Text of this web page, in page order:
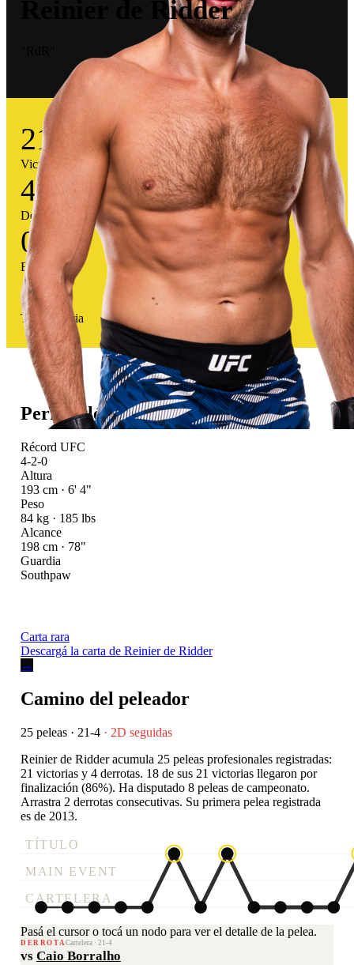
Reinier de Ridder
21
Victorias
4
Derrotas
0
Empates
84%
Tasa victoria
Perfil atlético
Récord UFC
4-2-0
Altura
193 cm · 6' 4"
Peso
84 kg · 185 lbs
Alcance
198 cm · 78"
Guardia
Southpaw
Carta rara
Descargá la carta de Reinier de Ridder
→
Camino del peleador
25 peleas · 21-4· 2D seguidas
Reinier de Ridder acumula 25 peleas profesionales registradas:
21 victorias y 4 derrotas. 18 de sus 21 victorias llegaron por
finalización (86%). Ha disputado 8 peleas de campeonato.
Arrastra 2 derrotas consecutivas. Su primera pelea registrada
es de 2013.
TÍTULO
MAIN EVENT
CARTELERA
Pasá el cursor o tocá un nodo para ver el detalle de la pelea.
DERROTACartelera · 21-4
vs Caio Borralho